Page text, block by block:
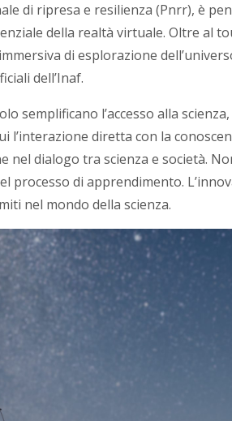
di ripresa e resilienza (Pnrr), è
della realtà virtuale. Oltre al
di esplorazione
dell’Inaf.
semplificano l’accesso alla
l’interazione diretta con la
nel dialogo tra scienza e società.
processo di apprendimento.
nel mondo della scienza.